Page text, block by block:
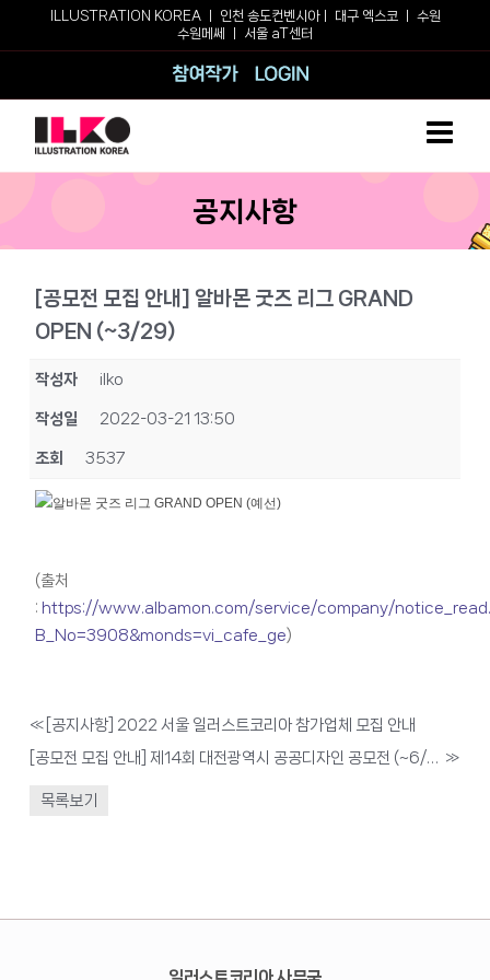
ILLUSTRATION KOREA ㅣ 인천 송도컨벤시아ㅣ 대구 엑스코
수원
수원메쎄
서울 aT센터
참여작가
공지사항
[공모전 모집 안내] 알바몬 굿즈 리그 GRAND
OPEN (~3/29)
작성자 ilko
작성일 2022-03-21 13:50
조회 3537
(출처
: https://www.albamon.com/service/company/
B_No=3908&monds=vi_cafe_ge)
« [공지사항] 2022 서울 일러스트코리아 참가업체 모집 안내
[공모전 모집 안내] 제14회 대전광역시 공공디자인 공모전 (~6/24) »
목록보기